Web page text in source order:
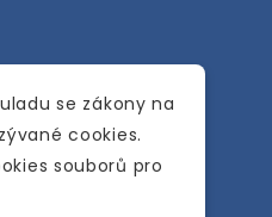
knihkupectví se
se zákony na
cookies.
souborů pro